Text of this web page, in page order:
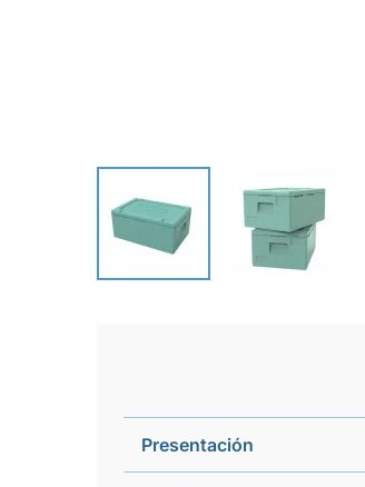
Presentación